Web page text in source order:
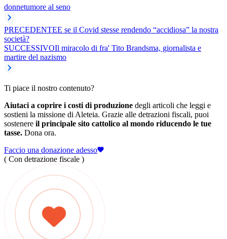
donnetumore al seno
PRECEDENTEE se il Covid stesse rendendo “accidiosa” la nostra
società?
SUCCESSIVOIl miracolo di fra' Tito Brandsma, giornalista e
martire del nazismo
Ti piace il nostro contenuto?
Aiutaci a coprire i costi di produzione degli articoli che leggi e
sostieni la missione di Aleteia. Grazie alle detrazioni fiscali, puoi
sostenere il principale sito cattolico al mondo riducendo le tue
tasse. Dona ora.
Faccio una donazione adesso
( Con detrazione fiscale )